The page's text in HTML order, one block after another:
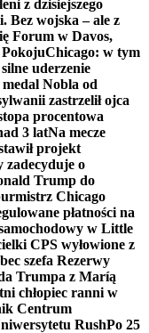
z dzisiejszego
Bez wojska – ale z
Forum w Davos,
Chicago: w tym
uderzenie
Nobla od
zastrzelił ojca
procentowa
3 latNa mecze
projekt
zadecyduje o
Trump do
Chicago
płatności na
w Little
CPS wyłowione z
szefa Rezerwy
Trumpa z Maríą
chłopiec ranni w
Centrum
RushPo 25